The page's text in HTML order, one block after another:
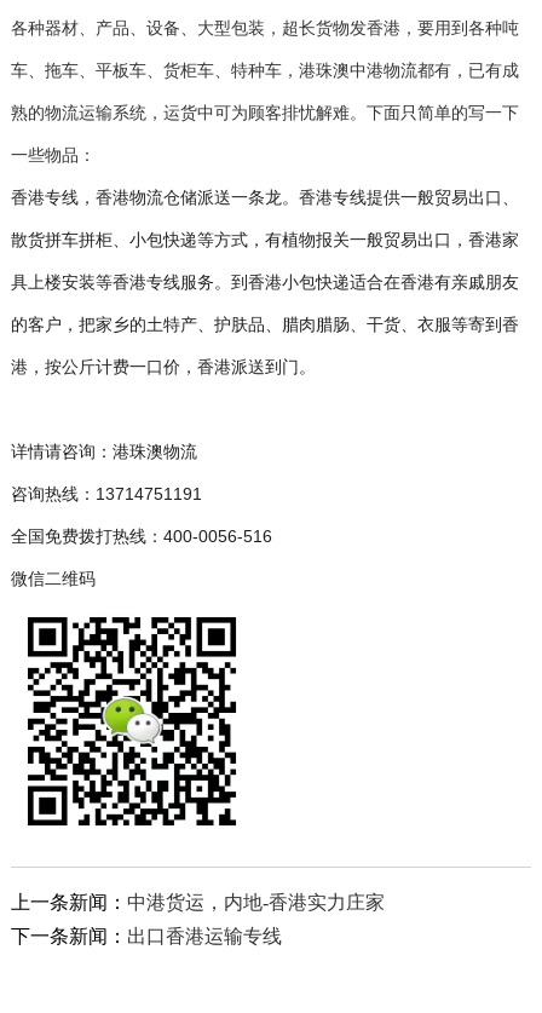
各种器材、产品、设备、大型包装，超长货物发香港，要用到各种吨
车、拖车、平板车、货柜车、特种车，港珠澳中港物流都有，已有成
熟的物流运输系统，运货中可为顾客排忧解难。下面只简单的写一下
一些物品：
香港专线，香港物流仓储派送一条龙。香港专线提供一般贸易出口、
散货拼车拼柜、小包快递等方式，有植物报关一般贸易出口，香港家
具上楼安装等香港专线服务。到香港小包快递适合在香港有亲戚朋友
的客户，把家乡的土特产、护肤品、腊肉腊肠、干货、衣服等寄到香
港，按公斤计费一口价，香港派送到门。
详情请咨询：港珠澳物流
咨询热线：13714751191
全国免费拨打热线：400-0056-516
微信二维码
上一条新闻： 中港货运，内地-香港实力庄家
下一条新闻： 出口香港运输专线